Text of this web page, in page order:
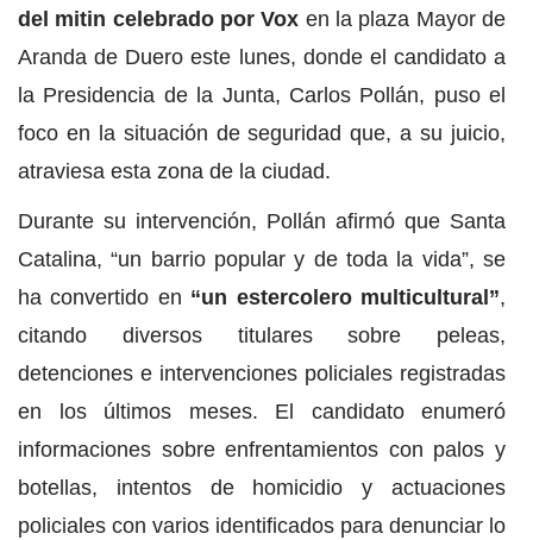
del mitin celebrado por Vox en la plaza Mayor de
Aranda de Duero este lunes, donde el candidato a
la Presidencia de la Junta, Carlos Pollán, puso el
foco en la situación de seguridad que, a su juicio,
atraviesa esta zona de la ciudad.
Durante su intervención, Pollán afirmó que Santa
Catalina, “un barrio popular y de toda la vida”, se
ha convertido en “un estercolero multicultural”,
citando diversos titulares sobre peleas,
detenciones e intervenciones policiales registradas
en los últimos meses. El candidato enumeró
informaciones sobre enfrentamientos con palos y
botellas, intentos de homicidio y actuaciones
policiales con varios identificados para denunciar lo